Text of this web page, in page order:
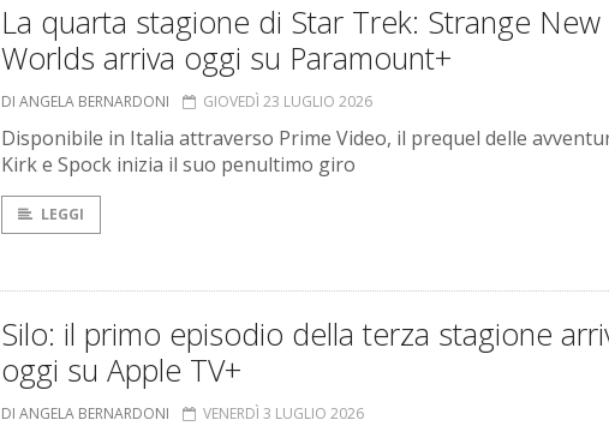
La quarta stagione di Star Trek: Strange New
Worlds arriva oggi su Paramount+
DI ANGELA BERNARDONI GIOVEDÌ 23 LUGLIO 2026
Disponibile in Italia attraverso Prime Video, il prequel delle
Kirk e Spock inizia il suo penultimo giro
LEGGI
Silo: il primo episodio della terza stagione
oggi su Apple TV+
DI ANGELA BERNARDONI VENERDÌ 3 LUGLIO 2026